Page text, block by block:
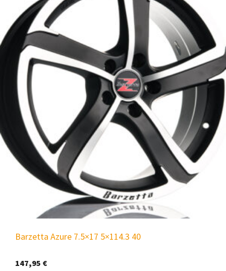
Barzetta Azure 7.5×17 5×114.3 40
147,95 €